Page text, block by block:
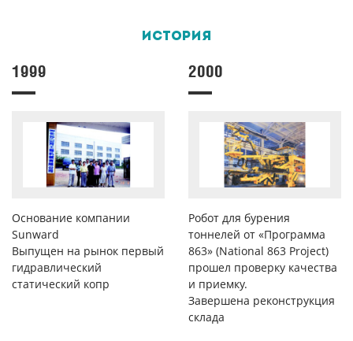
История
1999
Основание компании
Sunward
Выпущен на рынок первый
гидравлический
статический копр
2000
Робот для бурения
тоннелей от «Программа
863» (National 863 Project)
прошел проверку качества
и приемку.
Завершена реконструкция
склада